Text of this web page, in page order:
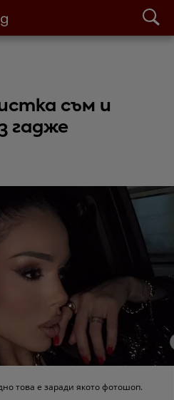
съм и
гадже
това е заради якото фотошоп.